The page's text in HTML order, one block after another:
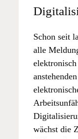
Schon seit
alle
wächst die